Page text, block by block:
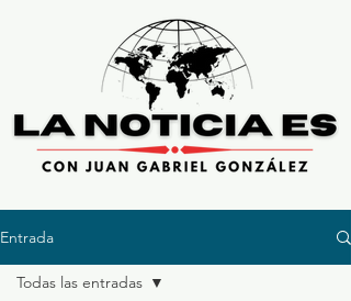
Entrada
Todas las entradas